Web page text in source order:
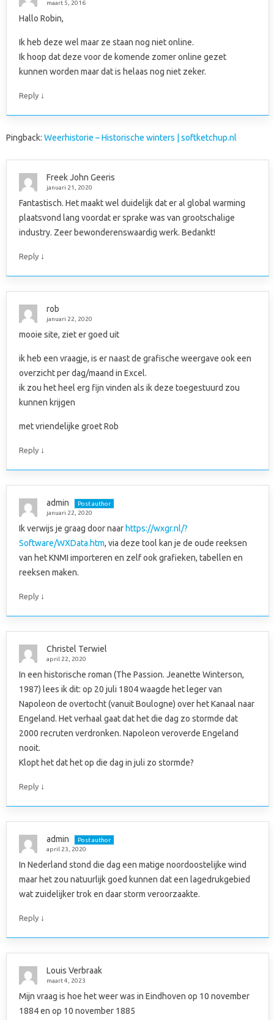
maart 5, 2016
Hallo Robin,
Ik heb deze wel maar ze staan nog niet online.
Ik hoop dat deze voor de komende zomer online gezet
kunnen worden maar dat is helaas nog niet zeker.
Reply ↓
Pingback: Weerhistorie – Historische winters | softketchup.nl
Freek John Geeris
januari 21, 2020
Fantastisch. Het maakt wel duidelijk dat er al global warming
plaatsvond lang voordat er sprake was van grootschalige
industry. Zeer bewonderenswaardig werk. Bedankt!
Reply ↓
rob
januari 22, 2020
mooie site, ziet er goed uit
ik heb een vraagje, is er naast de grafische weergave ook een
overzicht per dag/maand in Excel.
ik zou het heel erg fijn vinden als ik deze toegestuurd zou
kunnen krijgen
met vriendelijke groet Rob
Reply ↓
admin
Post author
januari 22, 2020
Ik verwijs je graag door naar https://wxgr.nl/?
Software/WXData.htm, via deze tool kan je de oude reeksen
van het KNMI importeren en zelf ook grafieken, tabellen en
reeksen maken.
Reply ↓
Christel Terwiel
april 22, 2020
In een historische roman (The Passion. Jeanette Winterson,
1987) lees ik dit: op 20 juli 1804 waagde het leger van
Napoleon de overtocht (vanuit Boulogne) over het Kanaal naar
Engeland. Het verhaal gaat dat het die dag zo stormde dat
2000 recruten verdronken. Napoleon veroverde Engeland
nooit.
Klopt het dat het op die dag in juli zo stormde?
Reply ↓
admin
Post author
april 23, 2020
In Nederland stond die dag een matige noordoostelijke wind
maar het zou natuurlijk goed kunnen dat een lagedrukgebied
wat zuidelijker trok en daar storm veroorzaakte.
Reply ↓
Louis Verbraak
maart 4, 2023
Mijn vraag is hoe het weer was in Eindhoven op 10 november
1884 en op 10 november 1885